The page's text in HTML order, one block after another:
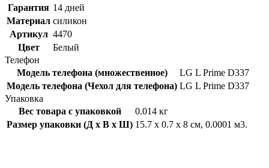
Гарантия 14 дней
Материал силикон
Артикул 4470
Цвет
Белый
Телефон
Модель телефона (множественное)
LG L Prime D337
Модель телефона (Чехол для телефона) LG L Prime D337
Упаковка
Вес товара с упаковкой
0.014 кг
Размер упаковки (Д x В x Ш) 15.7 x 0.7 x 8 см, 0.0001 м3.